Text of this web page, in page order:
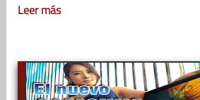
Leer más